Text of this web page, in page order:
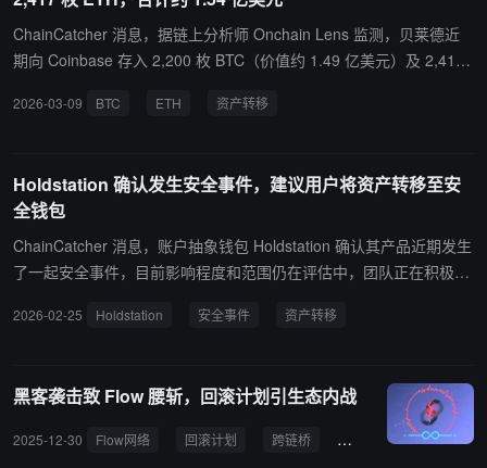
ChainCatcher 消息，据链上分析师 Onchain Lens 监测，贝莱德近
期向 Coinbase 存入 2,200 枚 BTC（价值约 1.49 亿美元）及 2,417
示后续或有更多资产转入。
2026-03-09 BTC ETH 资产转移
Holdstation 确认发生安全事件，建议用户将资产转移至安
全钱包
ChainCatcher 消息，账户抽象钱包 Holdstation 确认其产品近期发生
了一起安全事件，目前影响程度和范围仍在评估中，团队正在积极调
的更新和补救步骤。同时，Holdstation 建议用户将资产转移至安全
2026-02-25 Holdstation 安全事件 资产转移
黑客袭击致 Flow 腰斩，回滚计划引生态内战
2025-12-30 Flow网络 回滚计划 跨链桥 资产转移 Dapper